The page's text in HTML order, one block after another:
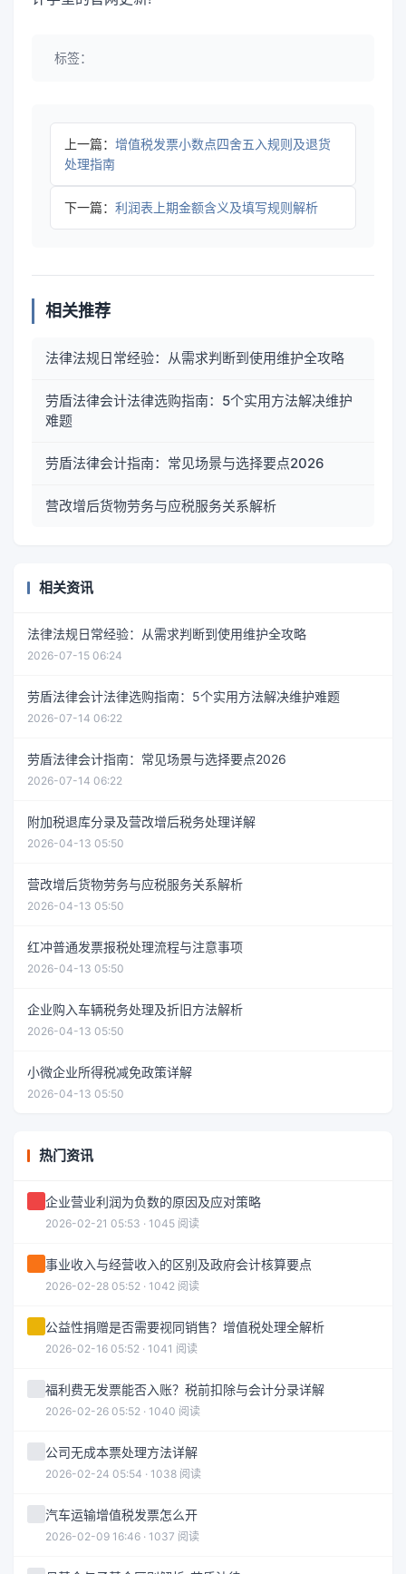
标签：
上一篇： 增值税发票小数点四舍五入规则及退货
处理指南
下一篇： 利润表上期金额含义及填写规则解析
相关推荐
法律法规日常经验：从需求判断到使用维护全攻略
劳盾法律会计法律选购指南：5个实用方法解决维护
难题
劳盾法律会计指南：常见场景与选择要点2026
营改增后货物劳务与应税服务关系解析
相关资讯
法律法规日常经验：从需求判断到使用维护全攻略
2026-07-15 06:24
劳盾法律会计法律选购指南：5个实用方法解决维护难题
2026-07-14 06:22
劳盾法律会计指南：常见场景与选择要点2026
2026-07-14 06:22
附加税退库分录及营改增后税务处理详解
2026-04-13 05:50
营改增后货物劳务与应税服务关系解析
2026-04-13 05:50
红冲普通发票报税处理流程与注意事项
2026-04-13 05:50
企业购入车辆税务处理及折旧方法解析
2026-04-13 05:50
小微企业所得税减免政策详解
2026-04-13 05:50
热门资讯
企业营业利润为负数的原因及应对策略
2026-02-21 05:53 · 1045 阅读
事业收入与经营收入的区别及政府会计核算要点
2026-02-28 05:52 · 1042 阅读
公益性捐赠是否需要视同销售？增值税处理全解析
2026-02-16 05:52 · 1041 阅读
福利费无发票能否入账？税前扣除与会计分录详解
2026-02-26 05:52 · 1040 阅读
公司无成本票处理方法详解
2026-02-24 05:54 · 1038 阅读
汽车运输增值税发票怎么开
2026-02-09 16:46 · 1037 阅读